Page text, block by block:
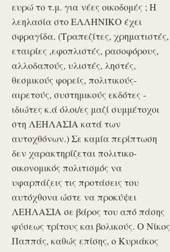
ευρώ το τ.μ. για νέες οικοδομές ; Η
λεηλασία στο ΕΛΛΗΝΙΚΟ έχει
σφραγίδα. (Τραπεζίτες, χρηματιστές,
εταιρίες ,εφοπλιστές, ρασοφόρους,
αλλοδαπούς, υλιστές, ληστές,
θεσμικούς φορείς, πολιτικούς-
αιρετούς, συστημικούς εκδότες -
ιδιώτες κ.ά όλοι/ες μαζί συμμέτοχοι
στη ΛΕΗΛΑΣΙΑ κατά των
αυτοχθόνων.) Σε καμία περίπτωση
δεν χαρακτηρίζεται πολιτικο-
οικονομικός πολιτισμός να
υφαρπάζεις τις προτάσεις του
αυτόχθονα ώστε να προκύψει
ΛΕΗΛΑΣΙΑ σε βάρος του από πάσης
φύσεως τρίτους και βολικούς. Ο Νίκος
Παππάς, καθώς επίσης, ο Κυριάκος